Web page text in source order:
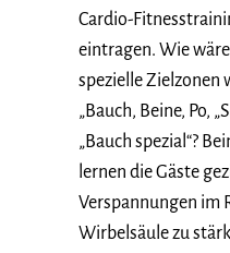
Cardio-
eintragen. Wie
spezielle Zielzonen
„Bauch, Beine, Po,
„Bauch spezial“?
lernen die Gäste
Verspannungen im
Wirbelsäule zu